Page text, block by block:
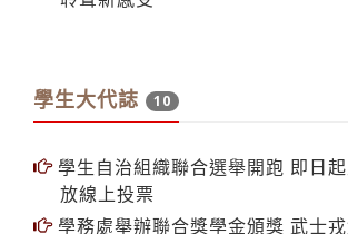
放線上投票
學務處舉辦聯合獎學金頒獎 武士戎
為學習典範